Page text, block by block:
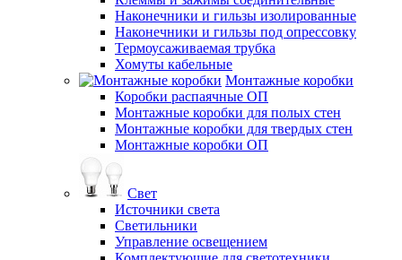
Наконечники и гильзы изолированные
Наконечники и гильзы под опрессовку
Термоусаживаемая трубка
Хомуты кабельные
Монтажные коробки
Коробки распаячные ОП
Монтажные коробки для полых стен
Монтажные коробки для твердых стен
Монтажные коробки ОП
Свет
Источники света
Светильники
Управление освещением